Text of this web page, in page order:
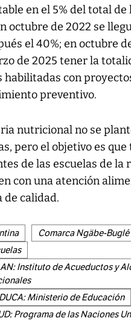
en el 5% del total de
octubre de 2022 se
el 40%; en octubre
de 2025 tener la
habilitadas con
preventivo.
nutricional no se
pero el objetivo es que
de las escuelas de la
con una atención
calidad.
Comarca Ngäbe-Buglé
Instituto de Acueductos y
Ministerio de Educación
Programa de las Naciones